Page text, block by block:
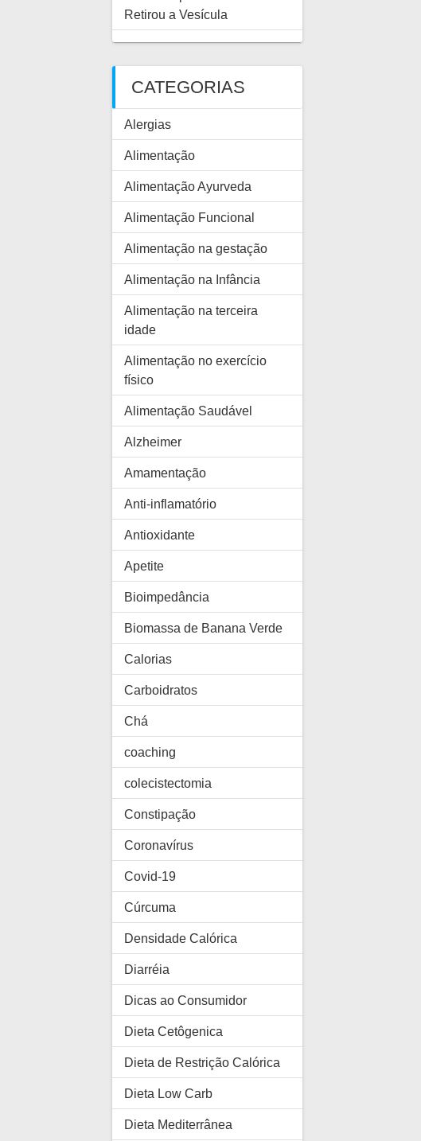
Retirou a Vesícula
CATEGORIAS
Alergias
Alimentação
Alimentação Ayurveda
Alimentação Funcional
Alimentação na gestação
Alimentação na Infância
Alimentação na terceira
idade
Alimentação no exercício
físico
Alimentação Saudável
Alzheimer
Amamentação
Anti-inflamatório
Antioxidante
Apetite
Bioimpedância
Biomassa de Banana Verde
Calorias
Carboidratos
Chá
coaching
colecistectomia
Constipação
Coronavírus
Covid-19
Cúrcuma
Densidade Calórica
Diarréia
Dicas ao Consumidor
Dieta Cetôgenica
Dieta de Restrição Calórica
Dieta Low Carb
Dieta Mediterrânea